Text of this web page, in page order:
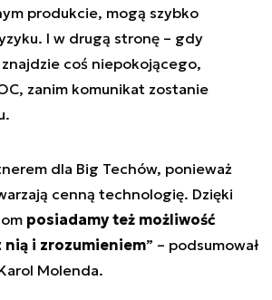
produkcie, mogą szybko
I w drugą stronę – gdy
coś niepokojącego,
zanim komunikat zostanie
dla Big Techów, ponieważ
cenną technologię. Dzięki
posiadamy też możliwość
nią i zrozumieniem” – podsumował
Molenda.